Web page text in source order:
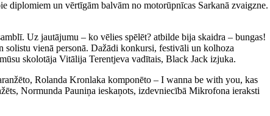
diplomiem un vērtīgām balvām no motorūpnīcas Sarkanā zvaigzne.
Uz jautājumu – ko vēlies spēlēt? atbilde bija skaidra – bungas!
vienā personā. Dažādi konkursi, festivāli un kolhoza
skolotāja Vitālija Terentjeva vadītais, Black Jack izjuka.
Rolanda Kronlaka komponēto – I wanna be with you, kas
Normunda Pauniņa ieskaņots, izdevniecībā Mikrofona ieraksti